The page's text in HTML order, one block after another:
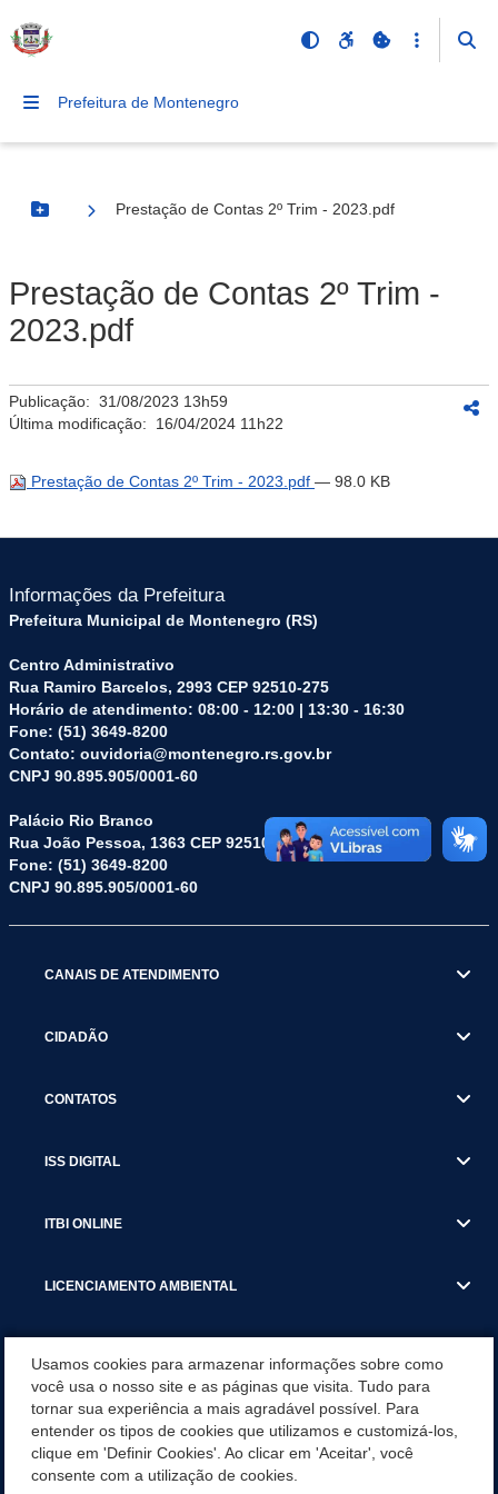
Prefeitura de Montenegro
Botão Menu
Prestação de Contas 2º Trim - 2023.pdf
Prestação de Contas 2º Trim -
2023.pdf
Publicação: 31/08/2023 13h59
Última modificação: 16/04/2024 11h22
Prestação de Contas 2º Trim - 2023.pdf — 98.0 KB
Informações da Prefeitura
Prefeitura Municipal de Montenegro (RS)
Centro Administrativo
Rua Ramiro Barcelos, 2993 CEP 92510-275
Horário de atendimento: 08:00 - 12:00 | 13:30 - 16:30
Fone: (51) 3649-8200
Contato: ouvidoria@montenegro.rs.gov.br
CNPJ 90.895.905/0001-60
Palácio Rio Branco
Rua João Pessoa, 1363 CEP 92510-045
Fone: (51) 3649-8200
CNPJ 90.895.905/0001-60
CANAIS DE ATENDIMENTO
CIDADÃO
CONTATOS
ISS DIGITAL
ITBI ONLINE
LICENCIAMENTO AMBIENTAL
SERVIÇOS
SERVIÇOS DO DEPARTAMENTO DE RECEITA MUNICIPAL
Usamos cookies para armazenar informações sobre como
você usa o nosso site e as páginas que visita. Tudo para
tornar sua experiência a mais agradável possível. Para
entender os tipos de cookies que utilizamos e customizá-los,
clique em 'Definir Cookies'. Ao clicar em 'Aceitar', você
consente com a utilização de cookies.